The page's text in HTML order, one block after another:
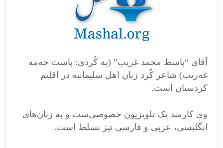
آقای “باسط محمد غریب” (به کُردی: باست حەمە
غەریب) شاعر کُرد زبان اهل سلیمانیه در اقلیم
کردستان است.
وی کارمند یک تلویزیون خصوصی‌ست و به زبان‌های
انگلیسی، عربی و فارسی تیز نسلط است.